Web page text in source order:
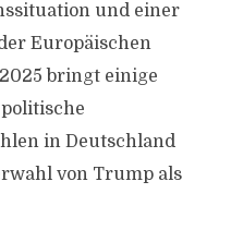
und einer
Europäischen
bringt einige
in Deutschland
von Trump als